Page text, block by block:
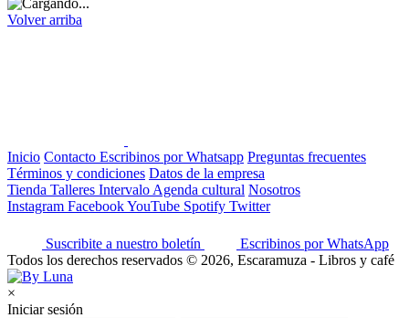
Volver arriba
Inicio Contacto Escribinos por Whatsapp Preguntas frecuentes
Términos y condiciones Datos de la empresa
Tienda Talleres Intervalo Agenda cultural Nosotros
Instagram FacebookYouTube Spotify Twitter
Suscribite a nuestro boletín
Escribinos por WhatsApp
Todos los derechos reservados © 2026, Escaramuza - Libros y café
×
Iniciar sesión